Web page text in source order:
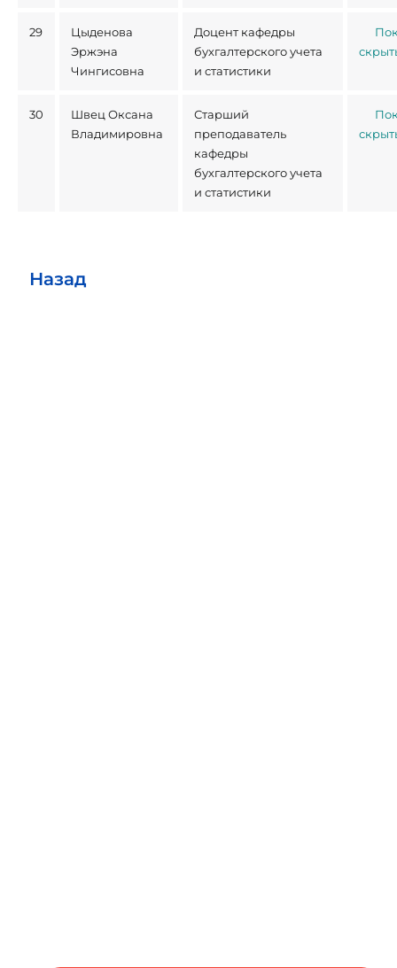
29
Цыденова
Эржэна
Чингисовна
Доцент кафедры
бухгалтерского учета
и статистики
30
Швец Оксана
Владимировна
Старший
преподаватель
кафедры
бухгалтерского учета
и статистики
Назад